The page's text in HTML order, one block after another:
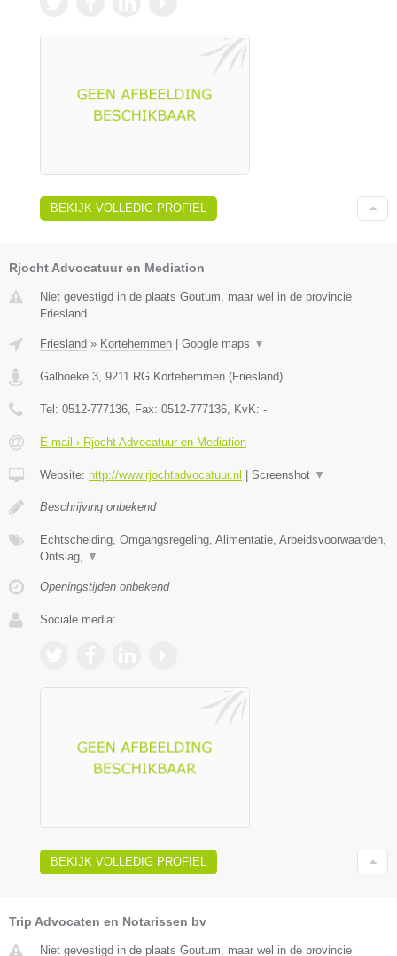
BEKIJK VOLLEDIG PROFIEL
Rjocht Advocatuur en Mediation
Niet gevestigd in de plaats Goutum, maar wel in de provincie
Friesland.
Friesland » Kortehemmen Google maps ▼
Galhoeke 3, 9211 RG Kortehemmen (Friesland)
Tel: 0512-777136, Fax: 0512-777136, KvK: -
E-mail › Rjocht Advocatuur en Mediation
Website: http://www.rjochtadvocatuur.nl Screenshot ▼
Beschrijving onbekend
Echtscheiding, Omgangsregeling, Alimentatie, Arbeidsvoorwaarden,
Ontslag, ▼
Openingstijden onbekend
Sociale media:
BEKIJK VOLLEDIG PROFIEL
Trip Advocaten en Notarissen bv
Niet gevestigd in de plaats Goutum, maar wel in de provincie